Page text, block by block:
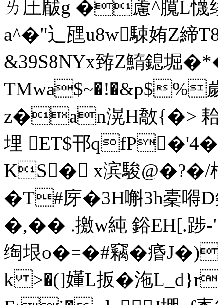
ㄌ圧瞂g �藘^臗L
a^�"辶瓼u8w駷姷Z締
&39S8NYx臶Z鰖鎴堀
TMwa$~�!�&p$%
z�an滉H敿{�> 耠
埋 ET$邗
KS� x滨駿@�?�/
�T#庌�3H嘝3h橐嘚D
�,�� .撽w純 鋊EH[.踄-
绹垠o�=�#竊�痻
k >�(]嬞L扳�沲